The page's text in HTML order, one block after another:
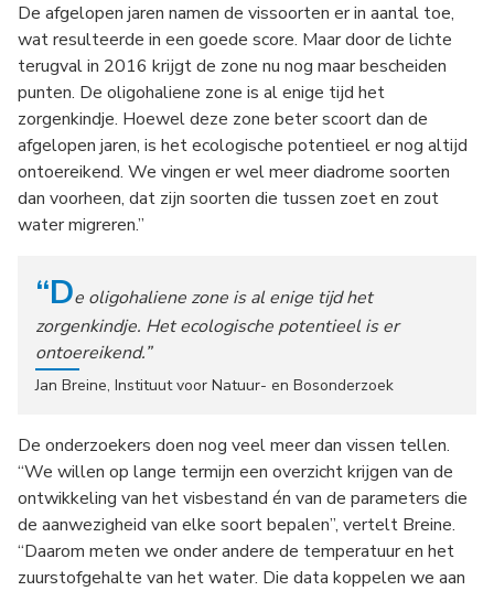
De afgelopen jaren namen de vissoorten er in aantal toe,
wat resulteerde in een goede score. Maar door de lichte
terugval in 2016 krijgt de zone nu nog maar bescheiden
punten. De oligohaliene zone is al enige tijd het
zorgenkindje. Hoewel deze zone beter scoort dan de
afgelopen jaren, is het ecologische potentieel er nog altijd
ontoereikend. We vingen er wel meer diadrome soorten
dan voorheen, dat zijn soorten die tussen zoet en zout
water migreren.”
“De oligohaliene zone is al enige tijd het
zorgenkindje. Het ecologische potentieel is er
ontoereikend.”
Jan Breine, Instituut voor Natuur- en Bosonderzoek
De onderzoekers doen nog veel meer dan vissen tellen.
“We willen op lange termijn een overzicht krijgen van de
ontwikkeling van het visbestand én van de parameters die
de aanwezigheid van elke soort bepalen”, vertelt Breine.
“Daarom meten we onder andere de temperatuur en het
zuurstofgehalte van het water. Die data koppelen we aan